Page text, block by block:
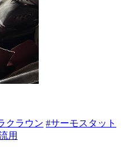
クラウン #サーモスタット
用